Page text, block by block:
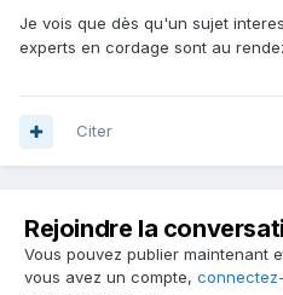
Je vois que dès qu'un sujet
experts en cordage sont au
Citer
Rejoindre la
Vous pouvez publier maintenant
vous avez un compte,